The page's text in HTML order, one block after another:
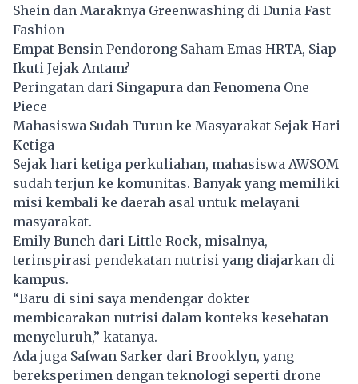
Shein dan Maraknya Greenwashing di Dunia Fast
Fashion
Empat Bensin Pendorong Saham Emas HRTA, Siap
Ikuti Jejak Antam?
Peringatan dari Singapura dan Fenomena One
Piece
Mahasiswa Sudah Turun ke Masyarakat Sejak Hari
Ketiga
Sejak hari ketiga perkuliahan, mahasiswa AWSOM
sudah terjun ke komunitas. Banyak yang memiliki
misi kembali ke daerah asal untuk melayani
masyarakat.
Emily Bunch dari Little Rock, misalnya,
terinspirasi pendekatan nutrisi yang diajarkan di
kampus.
“Baru di sini saya mendengar dokter
membicarakan nutrisi dalam konteks kesehatan
menyeluruh,” katanya.
Ada juga Safwan Sarker dari Brooklyn, yang
bereksperimen dengan teknologi seperti drone